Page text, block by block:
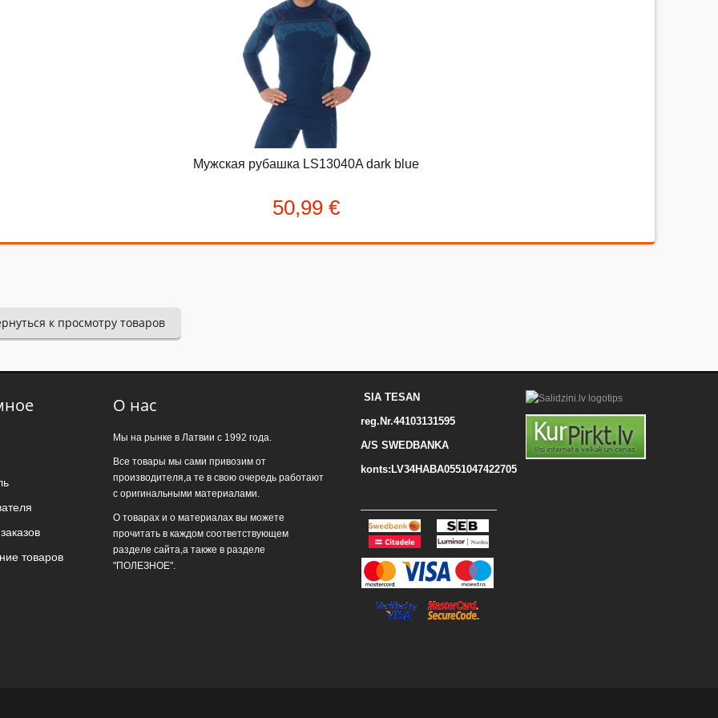
Оцените данный товар. Пожалуйста, выберите оценку от 0 (плохо) до 5 (отлично).
Мужская рубашка LS13040A dark blue
50,99 €
Мужская рубашка LS13040A dark blue
50,99 €
к просмотру товаров
товаров
О нас
Мы на рынке в Латвии с 1992 года.
Все товары мы сами привозим от
производителя,а те в свою очередь работают
с оригинальными материалами.
О товарах и о материалах вы можете
прочитать в каждом соответствующем
разделе сайта,а также в разделе
"ПОЛЕЗНОЕ".
SIA TESAN
reg.Nr.44103131595
A/S SWEDBANKA
konts:LV34HABA0551047422705